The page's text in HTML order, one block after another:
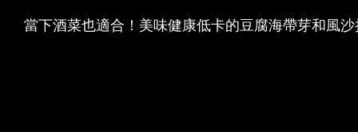
當下酒菜也適合！美味健康低卡的豆腐海帶芽和風